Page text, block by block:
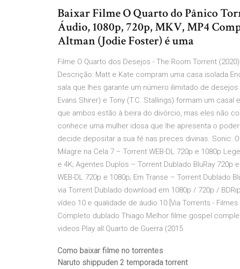
Baixar Filme O Quarto do Pânico
Áudio, 1080p, 720p, MKV, MP4
Altman (Jodie Foster) é uma
Filme O Quarto dos Desejos - The Room Torrent
Descrição: Matt e Kate compram uma casa
sala que lhes garante um número ilimitado de
Evans Shirer) e Tony (T.C. Stallings) formam um
que ambos estão à beira do divórcio, mas eles não
conhece uma mulher idosa que lhe apresenta o
decide depositar a sua fé nas preces divinas. Sonic:
Milagre na Cela 7 – Torrent WEB-DL 720p e 1080p
e 4K; Agentes Duplos – Torrent Dublado BluRay 720p
WEB-DL 720p e 1080p; Em Transe – Torrent Dublado
via Torrent Dublado download em 1080p / 720p /
vídeo 10 e qualidade de áudio 10 [Via Torrents -
Completo dublado Thiago Melhor filme gospel
videos Play all Quarto de Guerra (2015
Como baixar filme no torrentes
Naruto shippuden 2 temporada torrent